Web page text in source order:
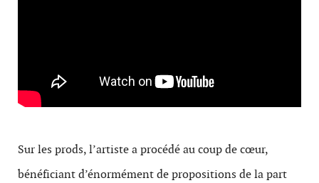
Sur les prods, l’artiste a procédé au coup de cœur,
bénéficiant d’énormément de propositions de la part